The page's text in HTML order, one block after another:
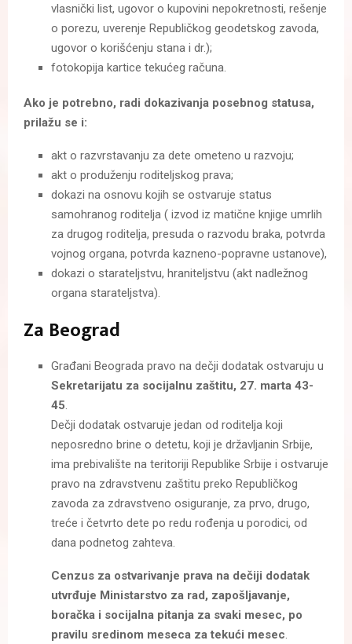
vlasnički list, ugovor o kupovini nepokretnosti, rešenje
o porezu, uverenje Republičkog geodetskog zavoda,
ugovor o korišćenju stana i dr.);
fotokopija kartice tekućeg računa.
Ako je potrebno, radi dokazivanja posebnog statusa,
prilažu se i:
akt o razvrstavanju za dete ometeno u razvoju;
akt o produženju roditeljskog prava;
dokazi na osnovu kojih se ostvaruje status
samohranog roditelja ( izvod iz matične knjige umrlih
za drugog roditelja, presuda o razvodu braka, potvrda
vojnog organa, potvrda kazneno-popravne ustanove),
dokazi o starateljstvu, hraniteljstvu (akt nadležnog
organa starateljstva).
Za Beograd
Građani Beograda pravo na dečji dodatak ostvaruju u
Sekretarijatu za socijalnu zaštitu, 27. marta 43-
45
Dečji dodatak ostvaruje jedan od roditelja koji
neposredno brine o detetu, koji je državljanin Srbije,
ima prebivalište na teritoriji Republike Srbije i ostvaruje
pravo na zdravstvenu zaštitu preko Republičkog
zavoda za zdravstveno osiguranje, za prvo, drugo,
treće i četvrto dete po redu rođenja u porodici, od
dana podnetog zahteva.
Cenzus za ostvarivanje prava na dečiji dodatak
utvrđuje Ministarstvo za rad, zapošljavanje,
boračka i socijalna pitanja za svaki mesec, po
pravilu sredinom meseca za tekući mesec